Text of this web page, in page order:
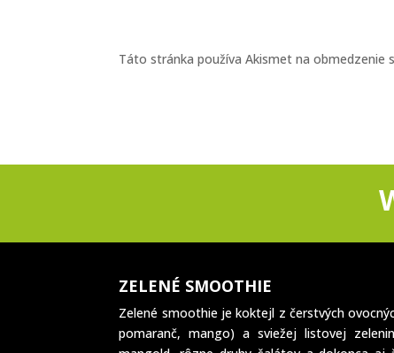
Táto stránka používa Akismet na obmedzenie
ZELENÉ SMOOTHIE
Zelené smoothie je koktejl z čerstvých
pomaranč, mango) a sviežej listovej